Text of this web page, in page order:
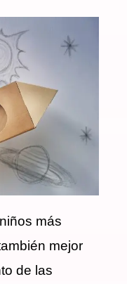
más
mejor
de las